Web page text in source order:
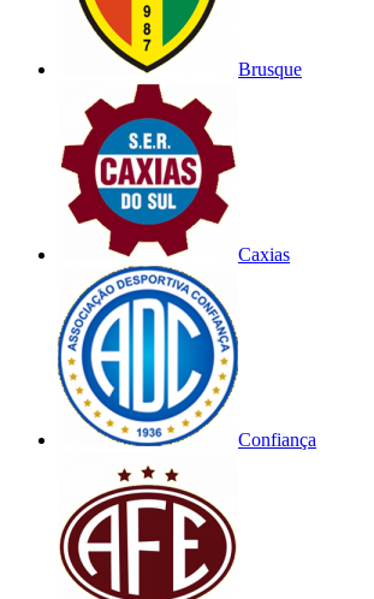
Brusque
Caxias
Confiança